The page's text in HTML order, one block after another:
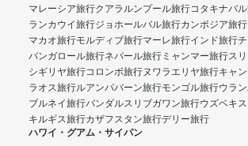
マレーシア旅行クアラルンプール旅行コタキナバ
ランカウイ旅行ジョホールバル旅行カンボジア旅行
マカオ旅行モルディブ旅行マーレ旅行インド旅行
バンガロール旅行ネパール旅行 ミャンマー旅行ス
シギリヤ旅行コロンボ旅行ヌワラエリヤ旅行キャ
ラオス旅行ルアンパバーン旅行モンゴル旅行ウラ
ブルネイ旅行バンダルスリブガワン旅行ウズベキ
キルギス旅行カザフスタン旅行デリー旅行
ハワイ・グアム・サイパン